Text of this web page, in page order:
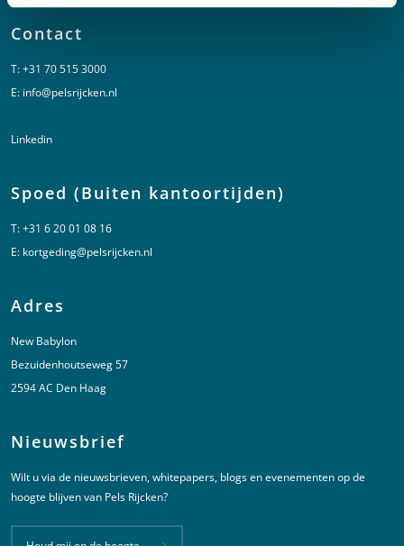
Contact
T:+31 70 515 3000
E: info@pelsrijcken.nl
Linkedin
Spoed (Buiten kantoortijden)
T:+31 6 20 01 08 16
E: kortgeding@pelsrijcken.nl
Adres
New Babylon
Bezuidenhoutseweg 57
2594 AC Den Haag
Nieuwsbrief
Wilt u via de nieuwsbrieven, whitepapers, blogs en evenementen op de
hoogte blijven van Pels Rijcken?